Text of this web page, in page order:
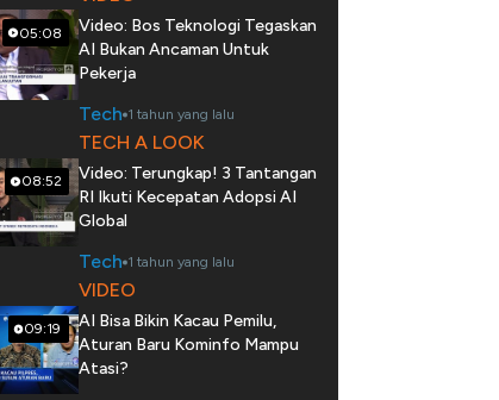
05:08
Video: Bos Teknologi Tegaskan
AI Bukan Ancaman Untuk
Pekerja
Tech 1 tahun yang lalu
08:52
TECH A LOOK
Video: Terungkap! 3 Tantangan
RI Ikuti Kecepatan Adopsi AI
Global
Tech 1 tahun yang lalu
09:19
VIDEO
AI Bisa Bikin Kacau Pemilu,
Aturan Baru Kominfo Mampu
Atasi?